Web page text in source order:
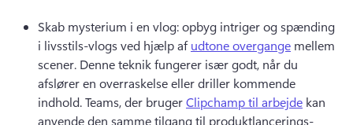
Skab mysterium i en vlog: opbyg intriger og spænding
i livsstils-vlogs ved hjælp af udtone overgange mellem
scener. Denne teknik fungerer især godt, når du
afslører en overraskelse eller driller kommende
indhold. Teams, der bruger Clipchamp til arbejde kan
anvende den samme tilgang til produktlancerings-